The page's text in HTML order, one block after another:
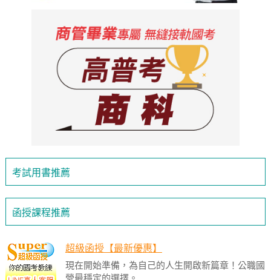
考試用書推薦
函授課程推薦
超級函授【最新優惠】
現在開始準備，為自己的人生開啟新篇章！公職國